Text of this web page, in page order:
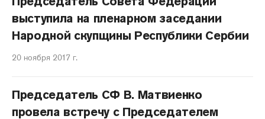
выступила на пленарном заседании
Народной скупщины Республики Сербии
20 ноября 2017 г.
Председатель СФ В. Матвиенко
провела встречу с Председателем